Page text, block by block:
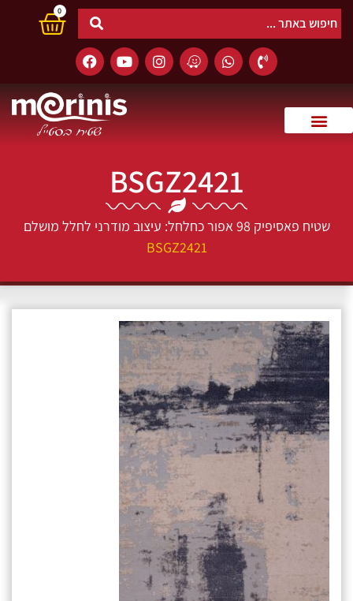
0
BSGZ2421
שטיח פאסיפיק 98 אפור כחלחל: עיצוב מודרני לחלל מושלם
BSGZ2421